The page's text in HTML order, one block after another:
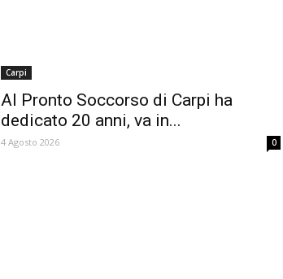
Carpi
Al Pronto Soccorso di Carpi ha
dedicato 20 anni, va in...
4 Agosto 2026 0